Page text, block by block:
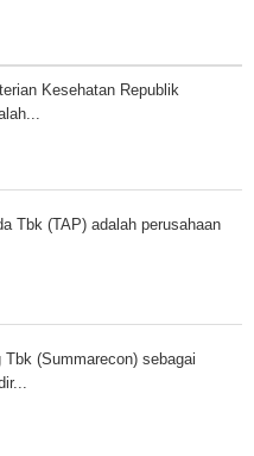
Kesehatan Republik
Tbk (TAP) adalah perusahaan
Tbk (Summarecon) sebagai